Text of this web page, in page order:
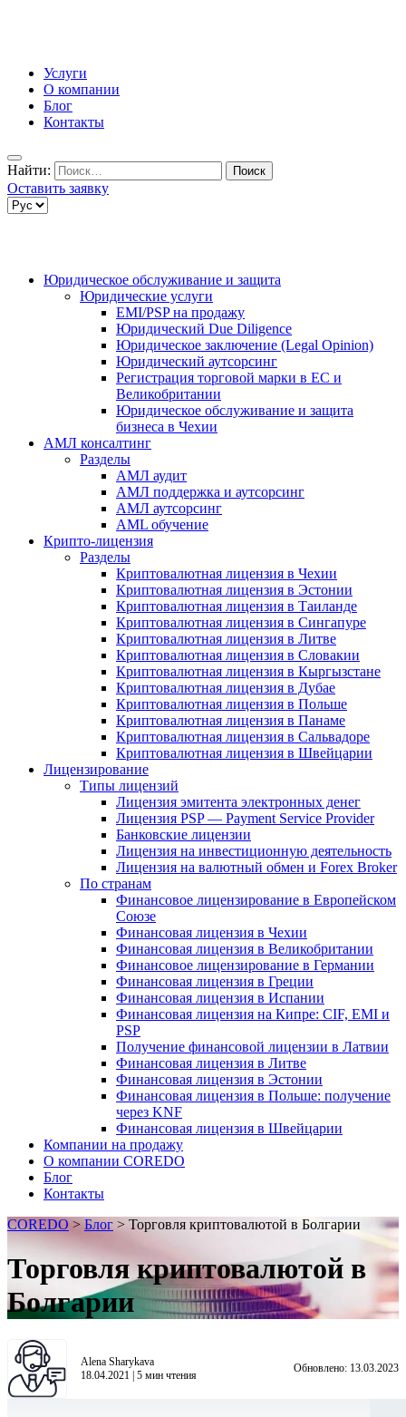
Услуги
О компании
Блог
Контакты
Найти:
Оставить заявку
Юридическое обслуживание и защита
Юридические услуги
EMI/PSP на продажу
Юридический Due Diligence
Юридическое заключение (Legal Opinion)
Юридический аутсорсинг
Регистрация торговой марки в ЕС и
Великобритании
Юридическое обслуживание и защита
бизнеса в Чехии
АМЛ консалтинг
Разделы
АМЛ аудит
АМЛ поддержка и аутсорсинг
АМЛ аутсорсинг
AML обучение
Крипто-лицензия
Разделы
Криптовалютная лицензия в Чехии
Криптовалютная лицензия в Эстонии
Криптовалютная лицензия в Таиланде
Криптовалютная лицензия в Сингапуре
Криптовалютная лицензия в Литве
Криптовалютная лицензия в Словакии
Криптовалютная лицензия в Кыргызстане
Криптовалютная лицензия в Дубае
Криптовалютная лицензия в Польше
Криптовалютная лицензия в Панаме
Криптовалютная лицензия в Сальвадоре
Криптовалютная лицензия в Швейцарии
Лицензирование
Типы лицензий
Лицензия эмитента электронных денег
Лицензия PSP — Payment Service Provider
Банковские лицензии
Лицензия на инвестиционную деятельность
Лицензия на валютный обмен и Forex Broker
По странам
Финансовое лицензирование в Европейском
Союзе
Финансовая лицензия в Чехии
Финансовая лицензия в Великобритании
Финансовое лицензирование в Германии
Финансовая лицензия в Греции
Финансовая лицензия в Испании
Финансовая лицензия на Кипре: CIF, EMI и
PSP
Получение финансовой лицензии в Латвии
Финансовая лицензия в Литве
Финансовая лицензия в Эстонии
Финансовая лицензия в Польше: получение
через KNF
Финансовая лицензия в Швейцарии
Компании на продажу
О компании COREDO
Блог
Контакты
COREDO >Блог > Торговля криптовалютой в Болгарии
Торговля криптовалютой в
Болгарии
Alena Sharykava
18.04.2021 | 5 мин чтения
Обновлено: 13.03.2023